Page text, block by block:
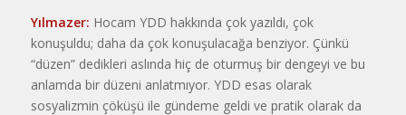
Yılmazer: Hocam YDD hakkında çok yazıldı, çok
konuşuldu; daha da çok konuşulacağa benziyor. Çünkü
“düzen” dedikleri aslında hiç de oturmuş bir dengeyi ve bu
anlamda bir düzeni anlatmıyor. YDD esas olarak
sosyalizmin çöküşü ile gündeme geldi ve pratik olarak da